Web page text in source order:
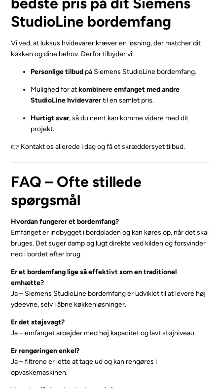
StudioLine bordemfang
Vi ved, at luksus hvidevarer kræver en løsning, der matcher dit
køkken og dine behov. Derfor tilbyder vi:
Personlige tilbud på Siemens StudioLine bordemfang.
Mulighed for atkombinere emfanget med andre
StudioLine hvidevarertil en samlet pris.
Hurtigt svar, så du nemt kan komme videre med dit
projekt.
👉 Kontakt os allerede i dag og få et skræddersyet tilbud.
FAQ – Ofte stillede
spørgsmål
Hvordan fungerer et bordemfang?
Emfanget er indbygget i bordpladen og kan køres op, når det skal
bruges. Det suger damp og lugt direkte ved kilden og forsvinder
ned i bordet efter brug.
Er et bordemfang lige så effektivt som en traditionel
emhætte?
Ja – Siemens StudioLine bordemfang er udviklet til at levere høj
ydeevne, selv i åbne køkkenløsninger.
Er det støjsvagt?
Ja – emfanget arbejder med høj kapacitet og lavt støjniveau.
Er rengøringen enkel?
Ja – filtrene er lette at tage ud og kan rengøres i
opvaskemaskinen.